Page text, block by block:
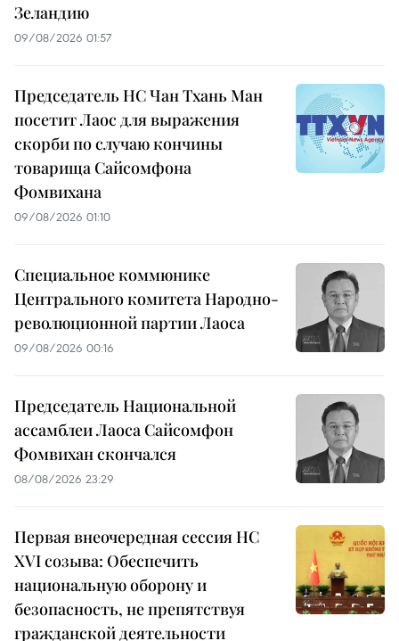
Зеландию
09/08/2026 01:57
Председатель НС Чан Тхань Ман
посетит Лаос для выражения
скорби по случаю кончины
товарища Сайсомфона
Фомвихана
09/08/2026 01:10
Специальное коммюнике
Центрального комитета Народно-
революционной партии Лаоса
09/08/2026 00:16
Председатель Национальной
ассамблеи Лаоса Сайсомфон
Фомвихан скончался
08/08/2026 23:29
Первая внеочередная сессия НС
XVI созыва: Обеспечить
национальную оборону и
безопасность, не препятствуя
гражданской деятельности